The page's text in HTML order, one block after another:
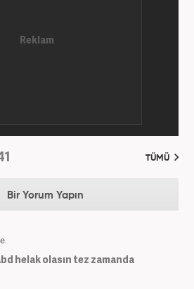
Kariyerime Haber7'de
TÜMÜ
Bir Yorum Yapın
helak olasın tez zamanda